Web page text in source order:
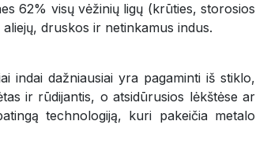
62% visų vėžinių ligų (krūties, storosios
druskos ir netinkamus indus.
indai dažniausiai yra pagaminti iš stiklo,
ir rūdijantis, o atsidūrusios lėkštėse ar
technologiją, kuri pakeičia metalo